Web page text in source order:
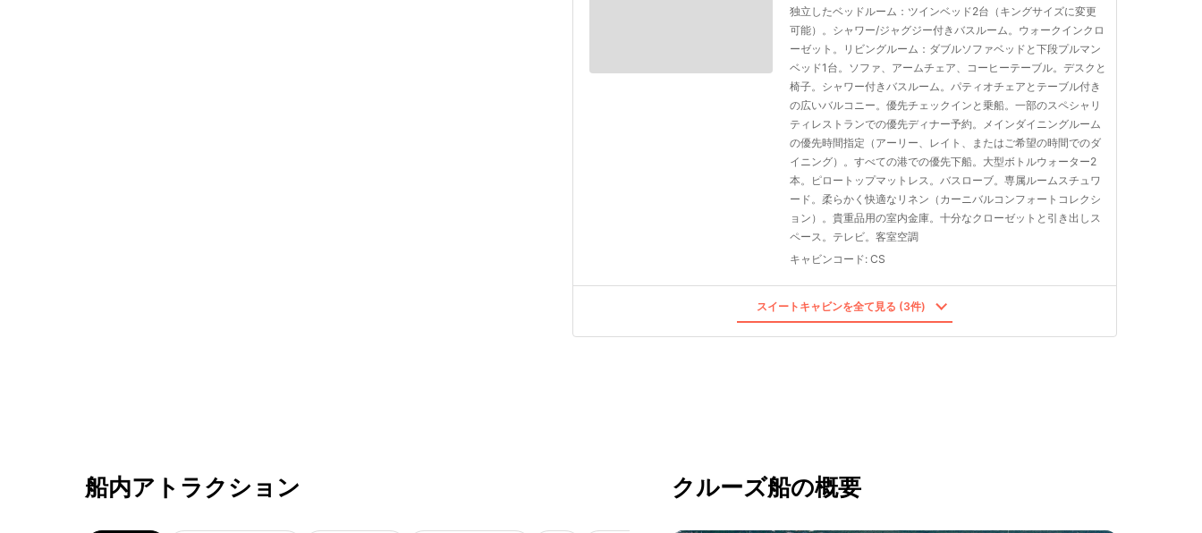
独立したベッドルーム：ツインベッド2台（キングサイズに変更
可能）。シャワー/ジャグジー付きバスルーム。ウォークインクロ
ーゼット。リビングルーム：ダブルソファベッドと下段プルマン
ベッド1台。ソファ、アームチェア、コーヒーテーブル。デスクと
椅子。シャワー付きバスルーム。パティオチェアとテーブル付き
の広いバルコニー。優先チェックインと乗船。一部のスペシャリ
ティレストランでの優先ディナー予約。メインダイニングルーム
の優先時間指定（アーリー、レイト、またはご希望の時間でのダ
イニング）。すべての港での優先下船。大型ボトルウォーター2
本。ピロートップマットレス。バスローブ。専属ルームスチュワ
ード。柔らかく快適なリネン（カーニバルコンフォートコレクシ
ョン）。貴重品用の室内金庫。十分なクローゼットと引き出しス
ペース。テレビ。客室空調
キャビンコード: CS
スイートキャビンを全て見る (3件)
船内アトラクション クルーズ船の概要